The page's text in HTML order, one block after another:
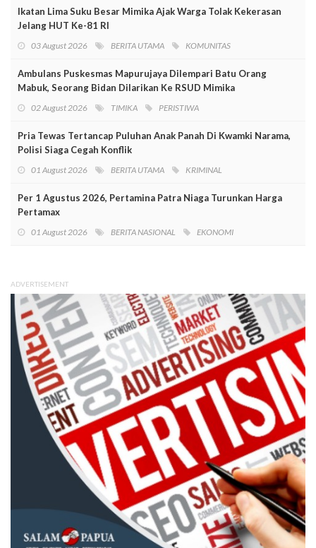
Ikatan Lima Suku Besar Mimika Ajak Warga Tolak Kekerasan
Jelang HUT Ke-81 RI
03 August 2026 BERITA UTAMA KOMUNITAS
Ambulans Puskesmas Mapurujaya Dilempari Batu Orang
Mabuk, Seorang Bidan Dilarikan Ke RSUD Mimika
02 August 2026 TIMIKA PERISTIWA
Pria Tewas Tertancap Puluhan Anak Panah Di Kwamki Narama,
Polisi Siaga Cegah Konflik
01 August 2026 BERITA UTAMA KRIMINAL
Per 1 Agustus 2026, Pertamina Patra Niaga Turunkan Harga
Pertamax
01 August 2026 BERITA NASIONAL EKONOMI
ADVERTISEMENT